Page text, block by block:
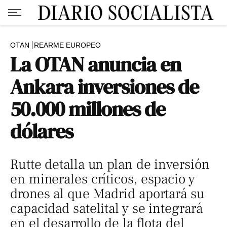
OTAN REARME EUROPEO
La OTAN anuncia en
Ankara inversiones de
50.000 millones de
dólares
Rutte detalla un plan de inversión
en minerales críticos, espacio y
drones al que Madrid aportará su
capacidad satelital y se integrará
en el desarrollo de la flota del